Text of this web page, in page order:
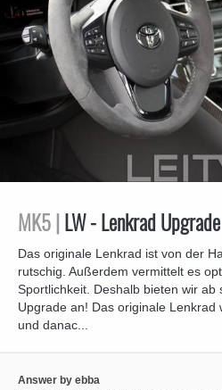
MK5 | LW - Lenkrad Upgrade
Das originale Lenkrad ist von der
rutschig. Außerdem vermittelt es
Sportlichkeit. Deshalb bieten wir ab
Upgrade an! Das originale Lenkrad
und danac...
Answer by ebba